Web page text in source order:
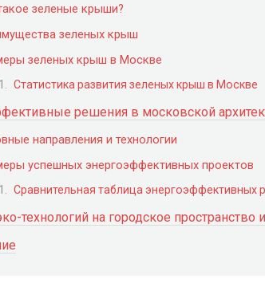
зеленые крыши?
зеленых крыш
зеленых крыш в Москве
Статистика развития зеленых крыш в Москве
решения в московской
направления и технологии
успешных энергоэффективных проектов
Сравнительная таблица энергоэффективных
технологий на городское пространство